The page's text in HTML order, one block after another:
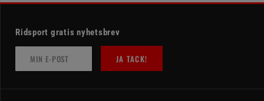
Ridsport gratis nyhetsbrev
JA TACK!